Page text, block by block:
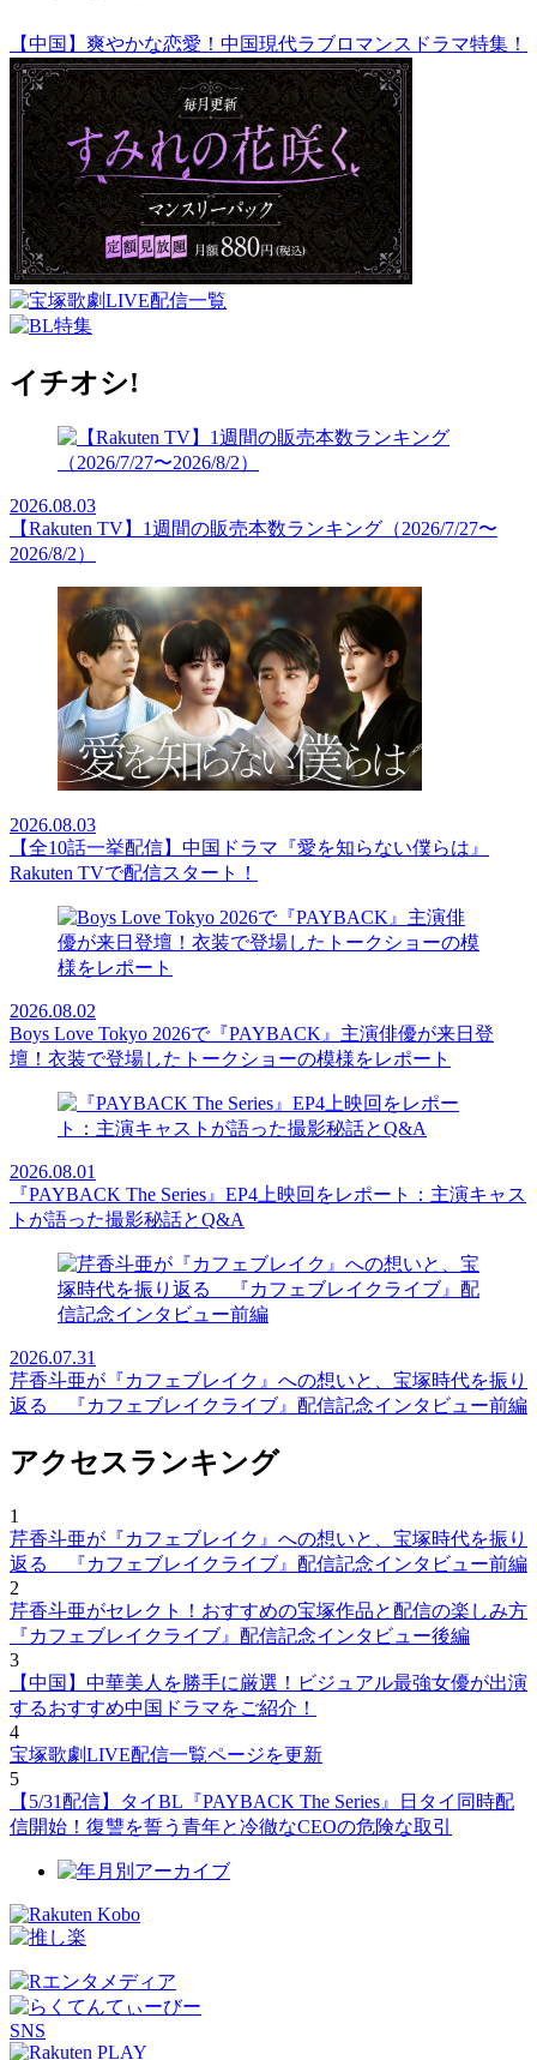
【中国】爽やかな恋愛！中国現代ラブロマンスドラマ特集！
イチオシ!
2026.08.03
【Rakuten TV】1週間の販売本数ランキング（2026/7/27〜
2026/8/2）
2026.08.03
【全10話一挙配信】中国ドラマ『愛を知らない僕らは』
Rakuten TVで配信スタート！
2026.08.02
Boys Love Tokyo 2026で『PAYBACK』主演俳優が来日登
壇！衣装で登場したトークショーの模様をレポート
2026.08.01
『PAYBACK The Series』EP4上映回をレポート：主演キャス
トが語った撮影秘話とQ&A
2026.07.31
芹香斗亜が『カフェブレイク』への想いと、宝塚時代を振り
返る 『カフェブレイクライブ』配信記念インタビュー前編
アクセスランキング
1
芹香斗亜が『カフェブレイク』への想いと、宝塚時代を振り
返る 『カフェブレイクライブ』配信記念インタビュー前編
2
芹香斗亜がセレクト！おすすめの宝塚作品と配信の楽しみ方
『カフェブレイクライブ』配信記念インタビュー後編
3
【中国】中華美人を勝手に厳選！ビジュアル最強女優が出演
するおすすめ中国ドラマをご紹介！
4
宝塚歌劇LIVE配信一覧ページを更新
5
【5/31配信】タイBL『PAYBACK The Series』日タイ同時配
信開始！復讐を誓う青年と冷徹なCEOの危険な取引
SNS